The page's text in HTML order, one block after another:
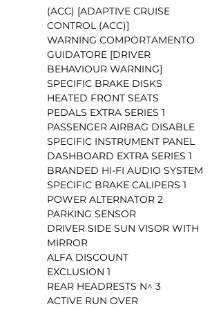
(ACC) [ADAPTIVE CRUISE
CONTROL (ACC)]
WARNING COMPORTAMENTO
GUIDATORE [DRIVER
BEHAVIOUR WARNING]
SPECIFIC BRAKE DISKS
HEATED FRONT SEATS
PEDALS EXTRA SERIES 1
PASSENGER AIRBAG DISABLE
SPECIFIC INSTRUMENT PANEL
DASHBOARD EXTRA SERIES 1
BRANDED HI-FI AUDIO SYSTEM
SPECIFIC BRAKE CALIPERS 1
POWER ALTERNATOR 2
PARKING SENSOR
DRIVER SIDE SUN VISOR WITH
MIRROR
ALFA DISCOUNT
EXCLUSION 1
REAR HEADRESTS N^ 3
ACTIVE RUN OVER